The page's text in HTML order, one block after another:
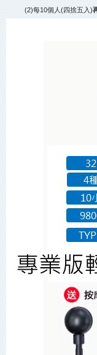
(2)每10個人(四捨五入)